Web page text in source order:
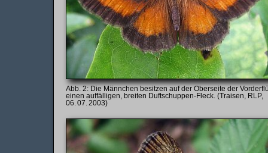
Die Männchen besitzen auf der Oberseite der
einen auffälligen, breiten Duftschuppen-Fleck. (Traisen, RLP,
06. 07. 2003)